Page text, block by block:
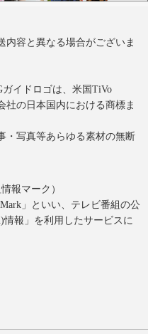
内容と異なる場合がございま
イドロゴは、米国TiVo
社の日本国内における商標ま
・写真等あらゆる素材の無断
報マーク）
」といい、テレビ番組の公
情報」を利用したサービスに